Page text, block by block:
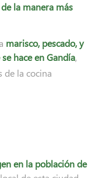
la manera más
marisco, pescado, y
hace en Gandía,
de la cocina
en la población de